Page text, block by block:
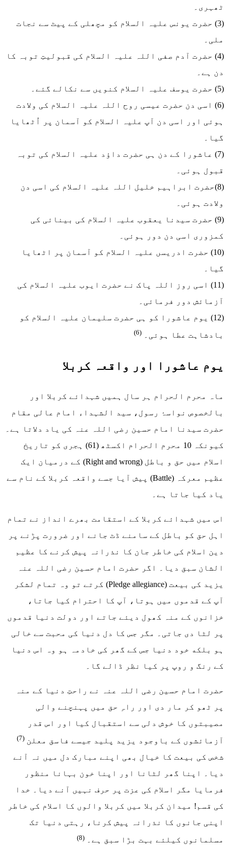
ٹھہری۔
(3) حضرت یونس علیہ السلام کو مچھلی کے پیٹ سے نجات
ملی۔
(4) حضرت آدم صفی اللہ علیہ السلام کی قبولیتِ توبہ کا
دن ہے۔
(5) حضرت یوسف علیہ السلام کنویں سے نکالے گئے۔
(6) اسی دن حضرت عیسی روح اللہ علیہ السلام کی ولادت
ہوئی اور اسی دن آپ علیہ السلام کو آسمان پر اُٹھایا
گیا۔
(7) عاشورا کے دن ہی حضرت داؤد علیہ السلام کی توبہ
قبول ہوئی۔
(8)حضرت ابراہیم خلیل اللہ علیہ السلام کی اسی دن
ولادت ہوئی۔
(9) حضرت سیدنا یعقوب علیہ السلام کی بینائی کی
کمزوری اسی دن دور ہوئی۔
(10) حضرت ادریسں علیہ السلام کو آسمان پر اٹھایا
گیا۔
(11) اسی روز اللہ پاک نے حضرت ایوب علیہ السلام کی
آزمائش دور فرمائی۔
(12) یوم عاشورا کو ہی حضرت سلیمان علیہ السلام کو
بادشاہت عطا ہوئی۔ (6)
يوم عاشورا اور واقعہ کربلا
ماہ محرم الحرام ہر سال ہمیں شہدائے کربلا اور
بالخصوص نواسۂ رسول، سید الشہداء امام عالی مقام
حضرت سیدنا امام حسین رضی اللہ عنہ کی یاد دلاتا ہے۔
کیونکہ 10 محرم الحرام اکسٹھ (61) ہجری کو تاریخ
اسلام میں حق و باطل (Right and wrong) کے درمیان ایک
عظیم معرکہ (Battle) پیش آیا جسے واقعہ کربلا کے نام سے
یاد کیا جاتا ہے۔
اس میں شہدائے کربلا کے استقامت بھرے انداز نے تمام
اہل حق کو باطل کے سامنے ڈٹ جانے اور ضرورت پڑنے پر
دین اسلام کی خاطر جان کا نذرانہ پیش کرنے کا عظیم
الشان سبق دیا۔ اگر حضرت امام حسین رضی اللہ عنہ
یزید کی بیعت (Pledge allegiance) کرتے تو وہ تمام لشکر
آپ کے قدموں میں ہوتا، آپ کا احترام کیا جاتا،
خزانوں کے منہ کھول دیئے جاتے اور دولت دنیا قدموں
پر لٹا دی جاتی۔ مگر جس کا دل دنیا کی محبت سے خالی
ہو بلکه خود دنیا جس کے گھر کی خادمہ ہو وہ اس دنیا
کے رنگ و روپ پر کیا نظر ڈالے گا۔
حضرت امام حسین رضی اللہ عنہ نے راحتِ دنیا کے منہ
پر ٹھو کر مار دی اور راہِ حق میں پہنچنے والی
مصیبتوں کا خوش دلی سے استقبال کیا اور اس قدر
آزمائشوں کے باوجود یزید پلید جیسے فاسق معلن (7)
شخص کی بیعت کا خیال بھی اپنے مبارک دل میں نہ آنے
دیا۔ اپنا گھر لٹانا اور اپنا خون بہانا منظور
فرمایا مگر اسلام کی عزت پر حرف نہیں آنے دیا۔ خدا
کی قسم! میدان کربلا میں کربلا والوں کا اسلام کی خاطر
اپنی جانوں کا نذرانہ پیش کرنا، رہتی دنیا تک
مسلمانوں کیلئے بہت بڑا سبق ہے۔ (8)